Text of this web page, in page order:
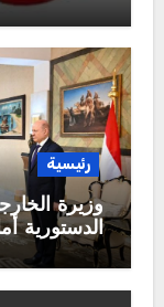
رئيسية
وزيرة
الدستورية